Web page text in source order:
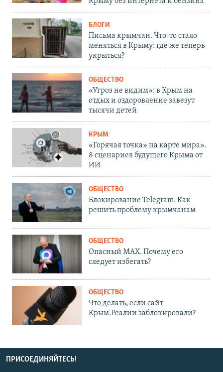
БЛОГИ
Письма крымчан. Что-то стало
меняться в Крыму: где же теперь
укрыться?
ОБЩЕСТВО
«Угроз не видим»: в Крым на
отдых и оздоровление завезут
тысячи детей
КРЫМ
«Горячая точка» на карте мира».
8 сценариев будущего Крыма от
ИИ
ОБЩЕСТВО
Блокирование Telegram. Как
решить проблему крымчанам
ОБЩЕСТВО
Опасный MAX. Почему его
следует избегать?
ОБЩЕСТВО
Что делать, если сайт
Крым.Реалии заблокировали?
ПРИСОЕДИНЯЙТЕСЬ!